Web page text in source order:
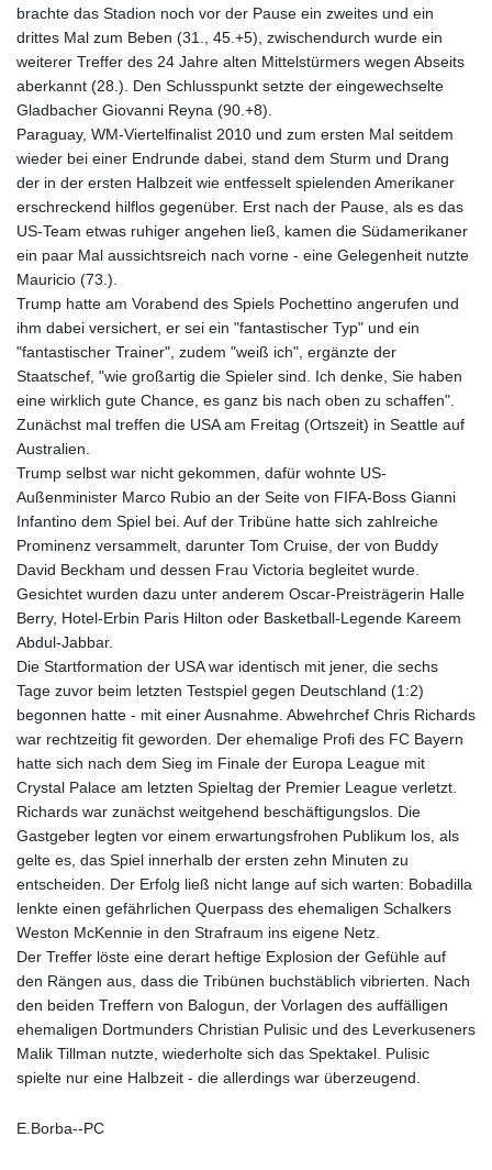
brachte das Stadion noch vor der Pause ein zweites und ein
drittes Mal zum Beben (31., 45.+5), zwischendurch wurde ein
weiterer Treffer des 24 Jahre alten Mittelstürmers wegen Abseits
aberkannt (28.). Den Schlusspunkt setzte der eingewechselte
Gladbacher Giovanni Reyna (90.+8).
Paraguay, WM-Viertelfinalist 2010 und zum ersten Mal seitdem
wieder bei einer Endrunde dabei, stand dem Sturm und Drang
der in der ersten Halbzeit wie entfesselt spielenden Amerikaner
erschreckend hilflos gegenüber. Erst nach der Pause, als es das
US-Team etwas ruhiger angehen ließ, kamen die Südamerikaner
ein paar Mal aussichtsreich nach vorne - eine Gelegenheit nutzte
Mauricio (73.).
Trump hatte am Vorabend des Spiels Pochettino angerufen und
ihm dabei versichert, er sei ein "fantastischer Typ" und ein
"fantastischer Trainer", zudem "weiß ich", ergänzte der
Staatschef, "wie großartig die Spieler sind. Ich denke, Sie haben
eine wirklich gute Chance, es ganz bis nach oben zu schaffen".
Zunächst mal treffen die USA am Freitag (Ortszeit) in Seattle auf
Australien.
Trump selbst war nicht gekommen, dafür wohnte US-
Außenminister Marco Rubio an der Seite von FIFA-Boss Gianni
Infantino dem Spiel bei. Auf der Tribüne hatte sich zahlreiche
Prominenz versammelt, darunter Tom Cruise, der von Buddy
David Beckham und dessen Frau Victoria begleitet wurde.
Gesichtet wurden dazu unter anderem Oscar-Preisträgerin Halle
Berry, Hotel-Erbin Paris Hilton oder Basketball-Legende Kareem
Abdul-Jabbar.
Die Startformation der USA war identisch mit jener, die sechs
Tage zuvor beim letzten Testspiel gegen Deutschland (1:2)
begonnen hatte - mit einer Ausnahme. Abwehrchef Chris Richards
war rechtzeitig fit geworden. Der ehemalige Profi des FC Bayern
hatte sich nach dem Sieg im Finale der Europa League mit
Crystal Palace am letzten Spieltag der Premier League verletzt.
Richards war zunächst weitgehend beschäftigungslos. Die
Gastgeber legten vor einem erwartungsfrohen Publikum los, als
gelte es, das Spiel innerhalb der ersten zehn Minuten zu
entscheiden. Der Erfolg ließ nicht lange auf sich warten: Bobadilla
lenkte einen gefährlichen Querpass des ehemaligen Schalkers
Weston McKennie in den Strafraum ins eigene Netz.
Der Treffer löste eine derart heftige Explosion der Gefühle auf
den Rängen aus, dass die Tribünen buchstäblich vibrierten. Nach
den beiden Treffern von Balogun, der Vorlagen des auffälligen
ehemaligen Dortmunders Christian Pulisic und des Leverkuseners
Malik Tillman nutzte, wiederholte sich das Spektakel. Pulisic
spielte nur eine Halbzeit - die allerdings war überzeugend.
E.Borba--PC